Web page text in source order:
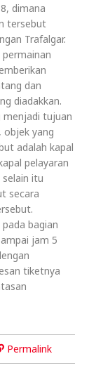
dimana
tersebut
Trafalgar.
dan
diadakkan.
menjadi tujuan
yang
adalah kapal
pelayaran
itu
secara
bagian
jam 5
tiketnya
Permalink